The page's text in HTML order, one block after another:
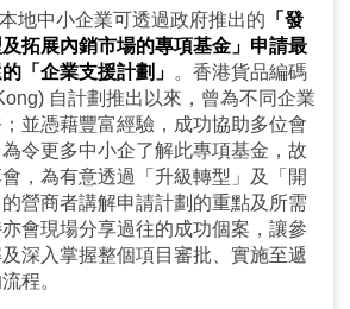
地中小企業可透過政府推出的 「發
拓展內銷市場的專項基金」申請最
「企業支援計劃」 。香港貨品編碼
自計劃推出以來，曾為不同企業
並憑藉豐富經驗，成功協助多位會
令更多中小企了解此專項基金，故
，為有意透過「升級轉型」及「開
營商者講解申請計劃的重點及所需
會現場分享過往的成功個案，讓參
深入掌握整個項目審批、實施至遞
程。